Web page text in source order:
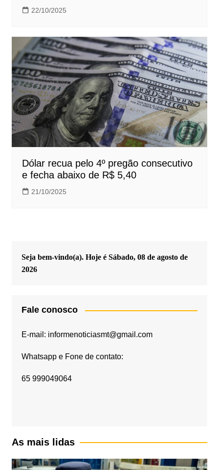
22/10/2025
Dólar recua pelo 4º pregão consecutivo
e fecha abaixo de R$ 5,40
21/10/2025
Seja bem-vindo(a). Hoje é Sábado, 08 de agosto de
2026
Fale conosco
E-mail: informenoticiasmt@gmail.com
Whatsapp e Fone de contato:
65 999049064
As mais lidas